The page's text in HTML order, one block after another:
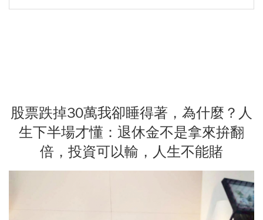
股票跌掉30萬我卻睡得著，為什麼？人
生下半場才懂：退休金不是拿來拚翻
倍，投資可以輸，人生不能賭